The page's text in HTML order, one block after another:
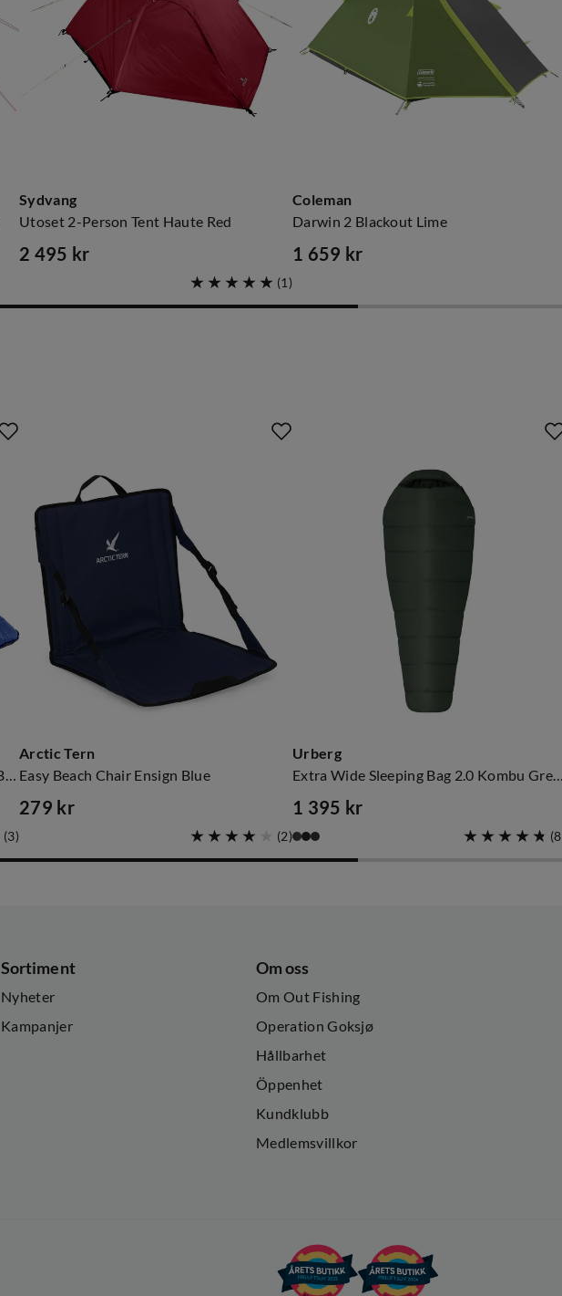
Sydvang
Utoset 2-Person Tent Haute Red
2 495 kr
(1)
Coleman
Darwin 2 Blackout Lime
1 659 kr
Austfjell Sleeping Mat Air LW Twilight Blue
(3)
Arctic Tern
Easy Beach Chair Ensign Blue
279 kr
(2)
Urberg
Extra Wide Sleeping Bag 2.0 Kombu Green
price
1 395 kr
(8
Sortiment
Nyheter
Kampanjer
Om oss
Om Out Fishing
Operation Goksjø
Hållbarhet
Öppenhet
Kundklubb
Medlemsvillkor